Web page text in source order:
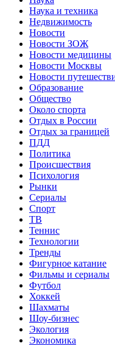
Наука и техника
Недвижимость
Новости
Новости ЗОЖ
Новости медицины
Новости Москвы
Новости
Образование
Общество
Около спорта
Отдых в России
Отдых за границей
ПДД
Политика
Происшествия
Психология
Рынки
Сериалы
Спорт
ТВ
Теннис
Технологии
Тренды
Фигурное катание
Фильмы и сериалы
Футбол
Хоккей
Шахматы
Шоу-бизнес
Экология
Экономика